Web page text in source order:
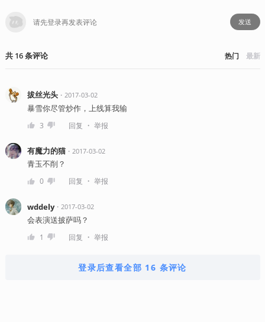
发送
共 16条评论 热门 最新
拔丝光头・ 2017-03-02
暴雪你尽管炒作，上线算我输
3 回复 ・ 举报
有魔力的猫・ 2017-03-02
青玉不削？
0 回复 ・ 举报
wddely・ 2017-03-02
会表演送披萨吗？
1 回复 ・ 举报
登录后查看全部 16 条评论